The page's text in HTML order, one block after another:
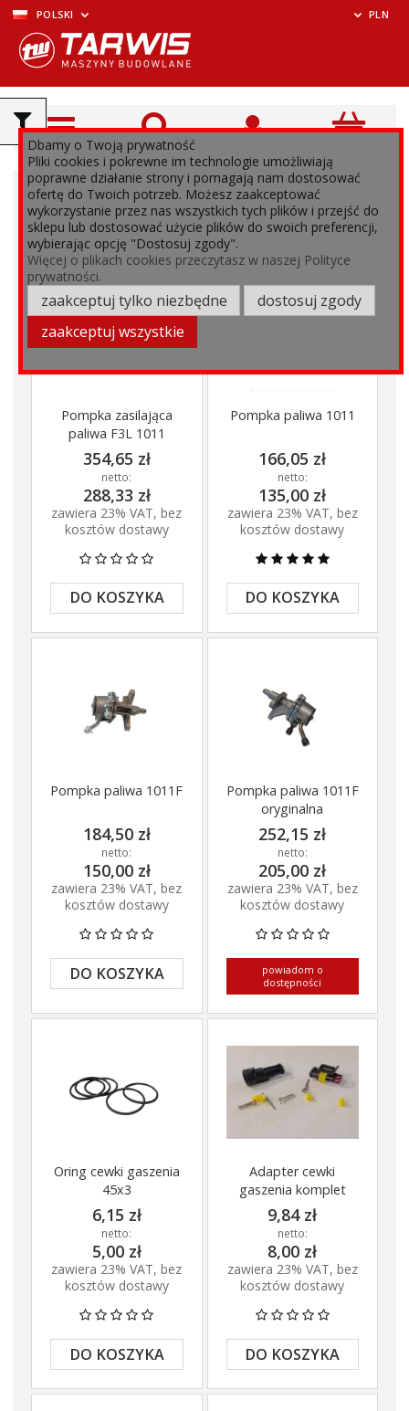
POLSKI PLN
Pompka zasilająca
paliwa F3L 1011
354,65 zł
netto:
288,33 zł
zawiera 23% VAT, bez
kosztów dostawy
DO KOSZYKA
Pompka paliwa 1011
166,05 zł
netto:
135,00 zł
zawiera 23% VAT, bez
kosztów dostawy
DO KOSZYKA
Pompka paliwa 1011F
184,50 zł
netto:
150,00 zł
zawiera 23% VAT, bez
kosztów dostawy
DO KOSZYKA
Pompka paliwa 1011F
oryginalna
252,15 zł
netto:
205,00 zł
zawiera 23% VAT, bez
kosztów dostawy
powiadom o
dostępności
Oring cewki gaszenia
45x3
6,15 zł
netto:
5,00 zł
zawiera 23% VAT, bez
kosztów dostawy
DO KOSZYKA
Adapter cewki
gaszenia komplet
9,84 zł
netto:
8,00 zł
zawiera 23% VAT, bez
kosztów dostawy
DO KOSZYKA
Dbamy o Twoją prywatność
Pliki cookies i pokrewne im technologie umożliwiają
poprawne działanie strony i pomagają nam dostosować
ofertę do Twoich potrzeb. Możesz zaakceptować
wykorzystanie przez nas wszystkich tych plików i przejść do
sklepu lub dostosować użycie plików do swoich preferencji,
wybierając opcję "Dostosuj zgody".
Więcej o plikach cookies przeczytasz w naszej Polityce
prywatności.
zaakceptuj tylko niezbędne
dostosuj zgody
zaakceptuj wszystkie